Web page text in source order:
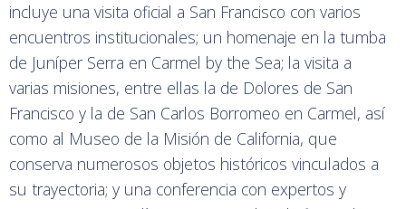
incluye una visita oficial a San Francisco con varios
encuentros institucionales; un homenaje en la tumba
de Juníper Serra en Carmel by the Sea; la visita a
varias misiones, entre ellas la de Dolores de San
Francisco y la de San Carlos Borromeo en Carmel, así
como al Museo de la Misión de California, que
conserva numerosos objetos históricos vinculados a
su trayectoria; y una conferencia con expertos y